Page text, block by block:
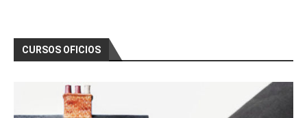
Curso Gratis Ahorro y Eficiencia Energética (50
Curso Gratis Energía solar térmica - Nivel
Curso Gratis Mantenimiento de Instalaciones
CURSOS OFICIOS